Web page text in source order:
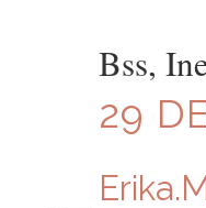
Bss,
29